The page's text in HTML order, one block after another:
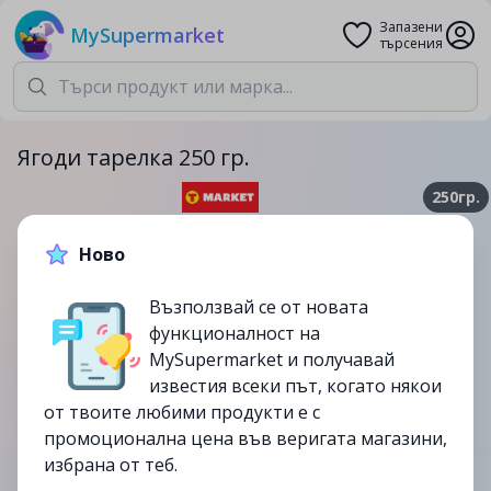
MySupermarket
Запазени
търсения
Ягоди тарелка 250 гр.
250гр.
1.99лв.
22/05
Ново
Възползвай се от новата
функционалност на
MySupermarket и получавай
известия всеки път, когато някои
от твоите любими продукти е с
промоционална цена във веригата магазини,
избрана от теб.